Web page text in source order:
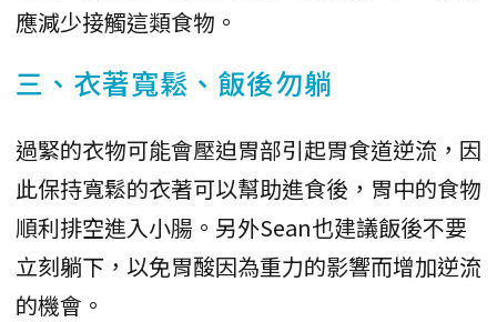
應減少接觸這類食物。
三、衣著寬鬆、飯後勿躺
過緊的衣物可能會壓迫胃部引起胃食道逆流，因
此保持寬鬆的衣著可以幫助進食後，胃中的食物
順利排空進入小腸。另外Sean也建議飯後不要
立刻躺下，以免胃酸因為重力的影響而增加逆流
的機會。